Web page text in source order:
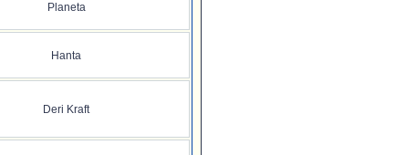
Planeta
Hanta
Deri Kraft